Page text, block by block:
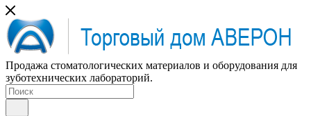
Продажа стоматологических материалов и оборудования для
зуботехнических лабораторий.